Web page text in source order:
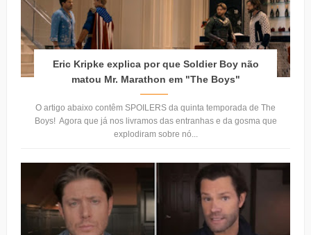
Eric Kripke explica por que Soldier Boy não
matou Mr. Marathon em "The Boys"
O artigo abaixo contêm SPOILERS da quinta temporada de The
Boys! Agora que já nos livramos das entranhas e da gosma que
explodiram sobre nó...